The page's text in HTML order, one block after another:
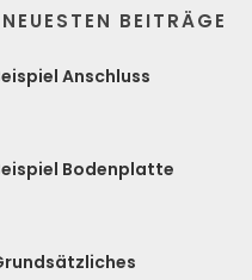
BEITRÄGE
Anschluss
Bodenplatte